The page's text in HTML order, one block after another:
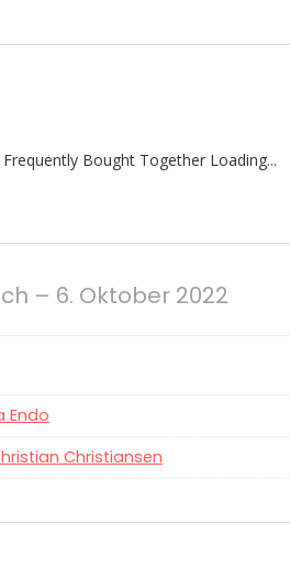
Frequently Bought Together Loading...
– 6. Oktober 2022
Endo
Christiansen